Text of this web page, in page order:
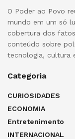
O Poder ao Povo
mundo em um só
cobertura dos
conteúdo sobre
tecnologia, cultura
Categoria
CURIOSIDADES
ECONOMIA
Entretenimento
INTERNACIONAL